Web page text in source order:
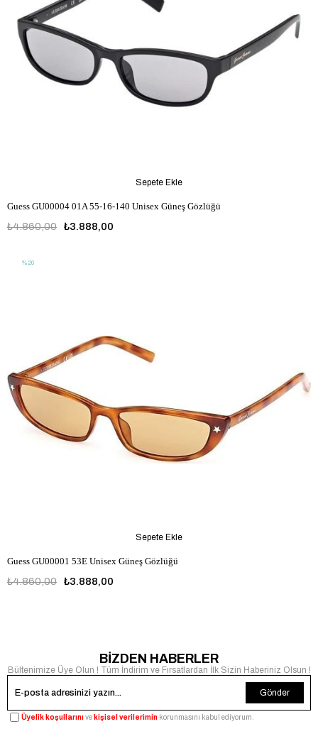
Guess GU00004 01A 55-16-140 Unisex Güneş Gözlüğü
₺3.888,00
₺4.860,00
Sepete Ekle
Guess GU00001 53E Unisex Güneş Gözlüğü
₺3.888,00
₺4.860,00
Sepete Ekle
%20
BİZDEN HABERLER
Bültenimize Üye Olun ! Tüm İndirim ve Fırsatlardan İlk Sizin Haberiniz Olsun !
Gönder
Üyelik koşullarınıve kişisel verilerimin korunmasını kabul ediyorum.